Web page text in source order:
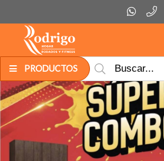
PRODUCTOS
MI COMPRA